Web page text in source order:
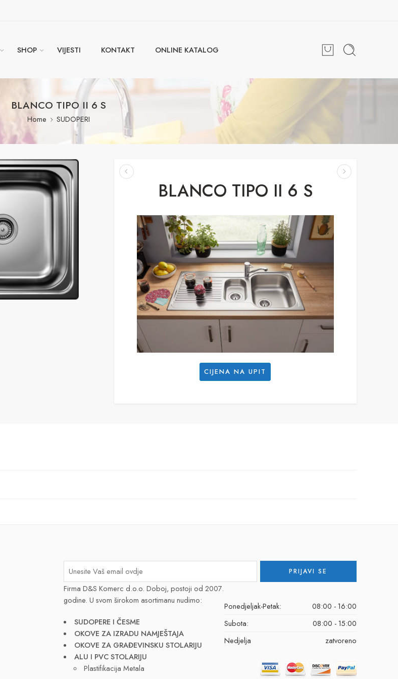
SHOP VIJESTI KONTAKT ONLINE KATALOG
BLANCO TIPO II 6 S
Home SUDOPERI
BLANCO TIPO II 6 S
CIJENA NA UPIT
Firma D&S Komerc d.o.o. Doboj, postoji od 2007.
godine. U svom širokom asortimanu nudimo:
SUDOPERE I ČESME
OKOVE ZA IZRADU NAMJEŠTAJA
OKOVE ZA GRAĐEVINSKU STOLARIJU
ALU I PVC STOLARIJU
Plastifikacija Metala
Ponedjeljak-Petak:
08:00 - 16:00
Subota:
08:00 - 15:00
Nedjelja
zatvoreno